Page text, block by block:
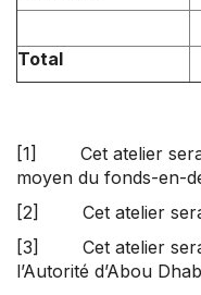
Total
[1]
Cet atelier sera
moyen du fonds-en-
[2]
Cet atelier sera
[3]
Cet atelier sera
l’Autorité d’Abou